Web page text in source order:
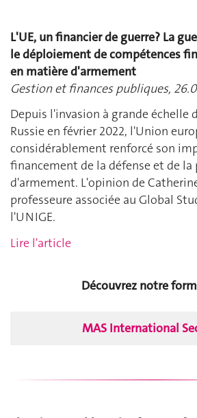
L'UE, un financier de guerre? La
le déploiement de compétences
en matière d'armement
Gestion et finances publiques,
Depuis l'invasion à grande échelle
Russie en février 2022, l'Union
considérablement renforcé son
financement de la défense et de
d'armement. L'opinion de
professeure associée au Global
l'UNIGE.
Lire l'article
Découvrez notre
MAS International